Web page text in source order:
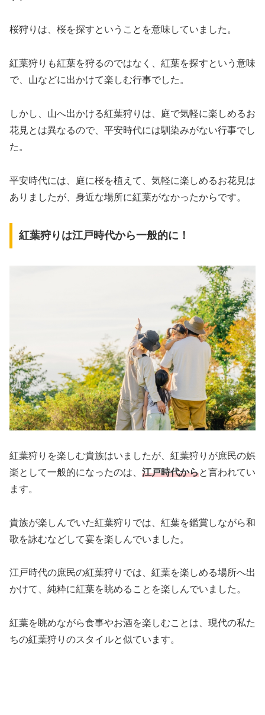
桜狩りは、桜を探すということを意味していました。
紅葉狩りも紅葉を狩るのではなく、紅葉を探すという意味
で、山などに出かけて楽しむ行事でした。
しかし、山へ出かける紅葉狩りは、庭で気軽に楽しめるお
花見とは異なるので、平安時代には馴染みがない行事でし
た。
平安時代には、庭に桜を植えて、気軽に楽しめるお花見は
ありましたが、身近な場所に紅葉がなかったからです。
紅葉狩りは江戸時代から一般的に！
紅葉狩りを楽しむ貴族はいましたが、紅葉狩りが庶民の娯
楽として一般的になったのは、 江戸時代からと言われてい
ます。
貴族が楽しんでいた紅葉狩りでは、紅葉を鑑賞しながら和
歌を詠むなどして宴を楽しんでいました。
江戸時代の庶民の紅葉狩りでは、紅葉を楽しめる場所へ出
かけて、純粋に紅葉を眺めることを楽しんでいました。
紅葉を眺めながら食事やお酒を楽しむことは、現代の私た
ちの紅葉狩りのスタイルと似ています。